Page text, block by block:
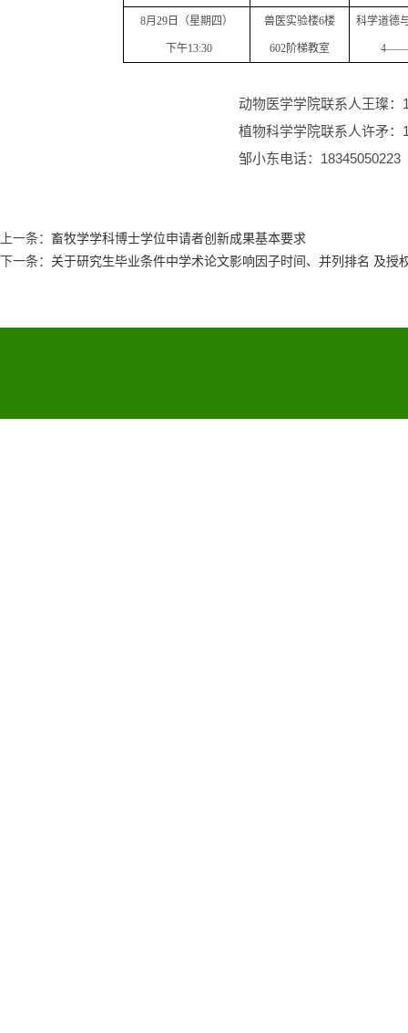
8月 29日（星期四）
下午13:30
兽医实验楼6楼
602阶梯教室
科学道德
4——
动物医学学院联系人王璨
植物科学学院联系人许矛
邹小东电话：18345050223
上一条： 畜牧学学科博士学位申请者创新成果基本要求
下一条： 关于研究生毕业条件中学术论文影响因子时间、并列排名 及授